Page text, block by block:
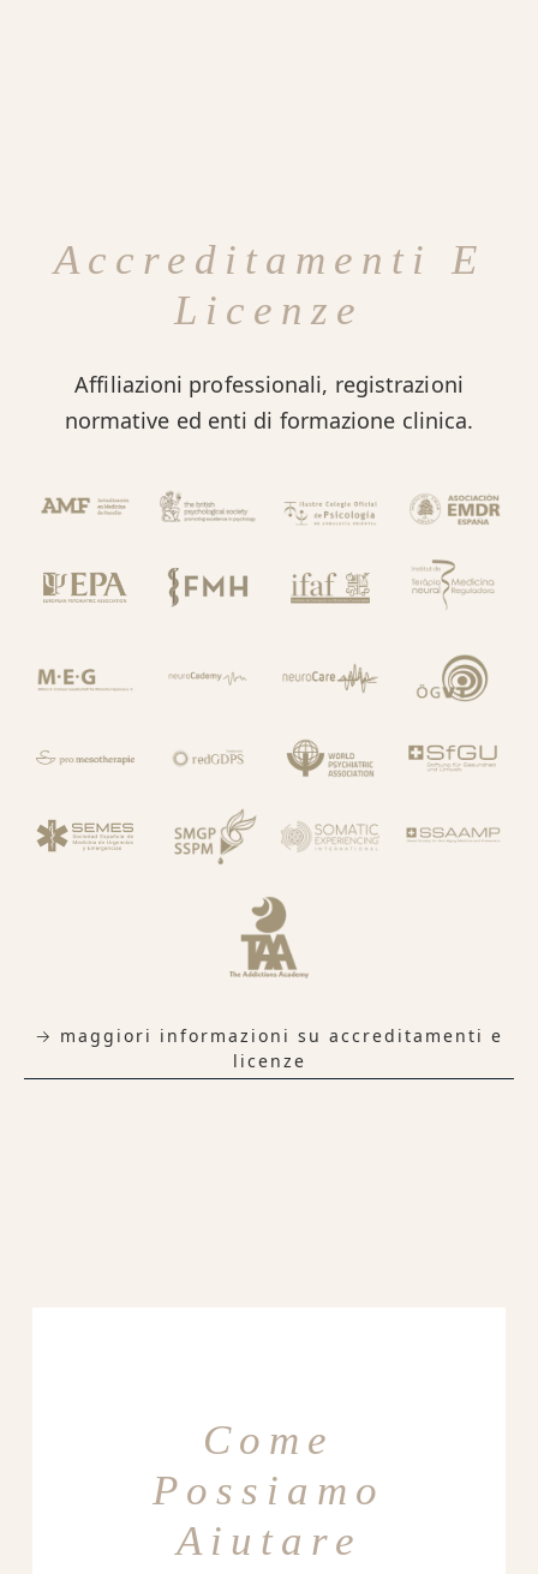
Accreditamenti E
Licenze
Affiliazioni professionali, registrazioni
normative ed enti di formazione clinica.
→ maggiori informazioni su accreditamenti e
licenze
Come
Possiamo
Aiutare